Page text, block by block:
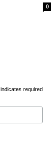
0
indicates required